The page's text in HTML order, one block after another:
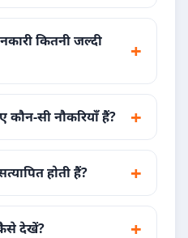
कितनी जल्दी
कौन-सी नौकरियाँ हैं?
होती हैं?
कैसे देखें?